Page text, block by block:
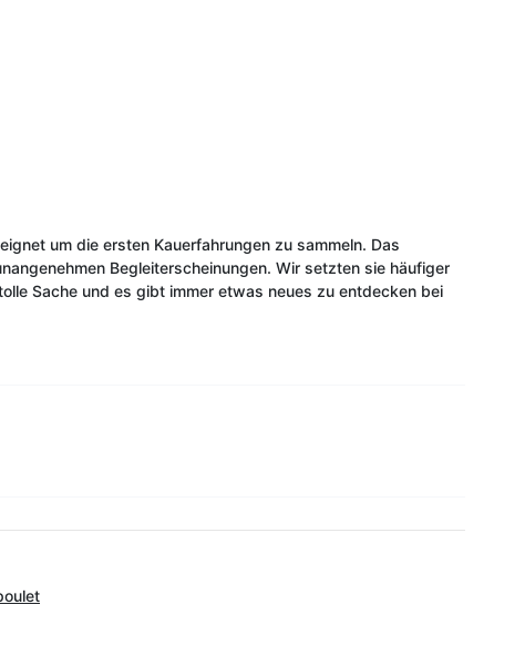
um die ersten Kauerfahrungen zu sammeln. Das
Begleiterscheinungen. Wir setzten sie häufiger
Sache und es gibt immer etwas neues zu entdecken bei